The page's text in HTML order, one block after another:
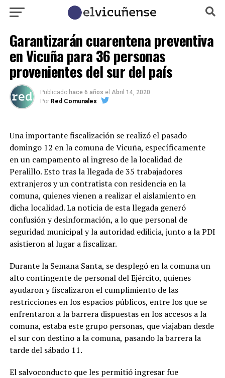
Garantizarán cuarentena preventiva
en Vicuña para 36 personas
provenientes del sur del país
Publicado hace 6 años el Abril 14, 2020
Por Red Comunales
Una importante fiscalización se realizó el pasado
domingo 12 en la comuna de Vicuña, específicamente
en un campamento al ingreso de la localidad de
Peralillo. Esto tras la llegada de 35 trabajadores
extranjeros y un contratista con residencia en la
comuna, quienes vienen a realizar el aislamiento en
dicha localidad. La noticia de esta llegada generó
confusión y desinformación, a lo que personal de
seguridad municipal y la autoridad edilicia, junto a la PDI
asistieron al lugar a fiscalizar.
Durante la Semana Santa, se desplegó en la comuna un
alto contingente de personal del Ejército, quienes
ayudaron y fiscalizaron el cumplimiento de las
restricciones en los espacios públicos, entre los que se
enfrentaron a la barrera dispuestas en los accesos a la
comuna, estaba este grupo personas, que viajaban desde
el sur con destino a la comuna, pasando la barrera la
tarde del sábado 11.
El salvoconducto que les permitió ingresar fue